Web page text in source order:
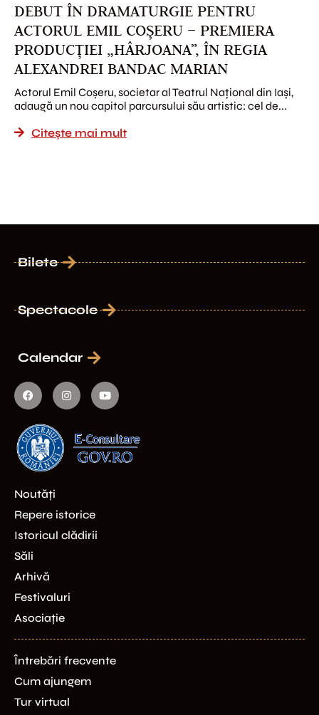
DEBUT ÎN DRAMATURGIE PENTRU
ACTORUL EMIL COȘERU – PREMIERA
PRODUCȚIEI „HÂRJOANA”, ÎN REGIA
ALEXANDREI BANDAC MARIAN
Actorul Emil Coșeru, societar al Teatrul Național din Iași,
adaugă un nou capitol parcursului său artistic: cel de...
Citește mai mult
Bilete
Spectacole
Calendar
Noutăți
Repere istorice
Istoricul clădirii
Săli
Arhivă
Festivaluri
Asociație
Întrebări frecvente
Cum ajungem
Tur virtual